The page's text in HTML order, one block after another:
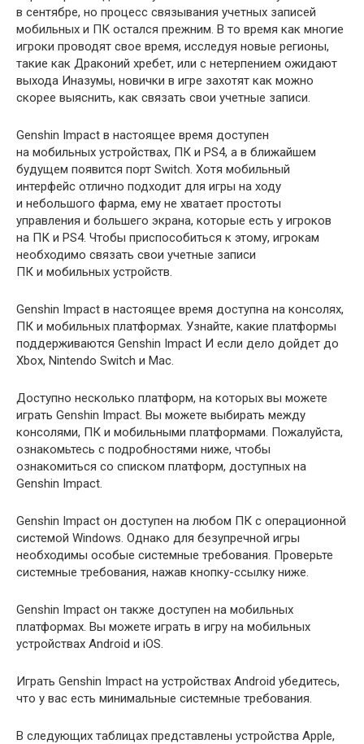
в сентябре, но процесс связывания учетных записей
мобильных и ПК остался прежним. В то время как многие
игроки проводят свое время, исследуя новые регионы,
такие как Драконий хребет, или с нетерпением ожидают
выхода Иназумы, новички в игре захотят как можно
скорее выяснить, как связать свои учетные записи.
Genshin Impact в настоящее время доступен
на мобильных устройствах, ПК и PS4, а в ближайшем
будущем появится порт Switch. Хотя мобильный
интерфейс отлично подходит для игры на ходу
и небольшого фарма, ему не хватает простоты
управления и большего экрана, которые есть у игроков
на ПК и PS4. Чтобы приспособиться к этому, игрокам
необходимо связать свои учетные записи
ПК и мобильных устройств.
Genshin Impact в настоящее время доступна на консолях,
ПК и мобильных платформах. Узнайте, какие платформы
поддерживаются Genshin Impact И если дело дойдет до
Xbox, Nintendo Switch и Mac.
Доступно несколько платформ, на которых вы можете
играть Genshin Impact. Вы можете выбирать между
консолями, ПК и мобильными платформами. Пожалуйста,
ознакомьтесь с подробностями ниже, чтобы
ознакомиться со списком платформ, доступных на
Genshin Impact.
Genshin Impact он доступен на любом ПК с операционной
системой Windows. Однако для безупречной игры
необходимы особые системные требования. Проверьте
системные требования, нажав кнопку-ссылку ниже.
Genshin Impact он также доступен на мобильных
платформах. Вы можете играть в игру на мобильных
устройствах Android и iOS.
Играть Genshin Impact на устройствах Android убедитесь,
что у вас есть минимальные системные требования.
В следующих таблицах представлены устройства Apple,